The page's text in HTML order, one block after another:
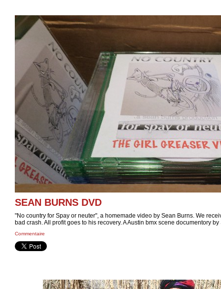
SEAN BURNS DVD
"No country for Spay or neuter", a homemade video by Sean Burns. We
bad crash. All profit goes to his recovery. A Austin bmx scene documentory
Commentaire